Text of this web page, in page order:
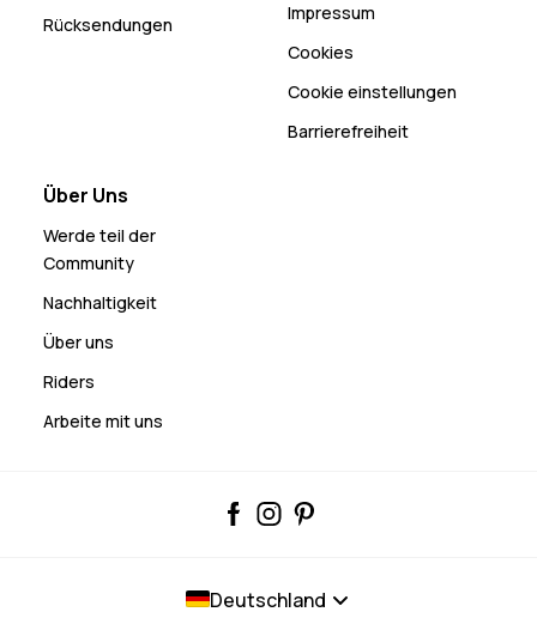
Rücksendungen
Impressum
Cookies
Cookie einstellungen
Barrierefreiheit
Über Uns
Werde teil der
Community
Nachhaltigkeit
Über uns
Riders
Arbeite mit uns
Deutschland